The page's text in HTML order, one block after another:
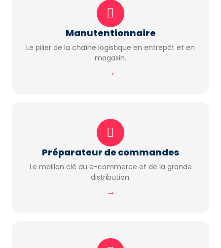
Manutentionnaire
Le pilier de la chaîne logistique en entrepôt et en
magasin.
→
Préparateur de commandes
Le maillon clé du e-commerce et de la grande
distribution.
→